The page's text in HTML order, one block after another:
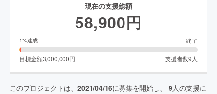
現在の支援総額
58,900円
1%達成 終了
目標金額3,000,000円 支援者数9 人
このプロジェクトは、 2021/04/16に募集を開始し、 9人の支援に